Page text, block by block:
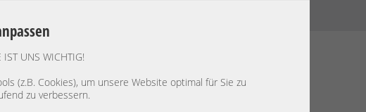
IST UNS WICHTIG!
(z.B. Cookies), um unsere Website optimal für Sie zu
zu verbessern.